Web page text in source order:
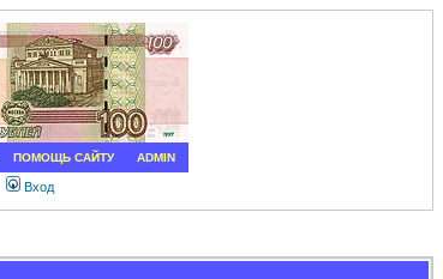
ПОМОЩЬ САЙТУ ADMIN
Вход